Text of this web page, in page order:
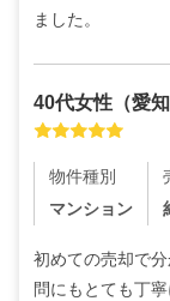
ました。
40代女性 （愛
物件種別
マンション
初めての売却で
問にもとても丁